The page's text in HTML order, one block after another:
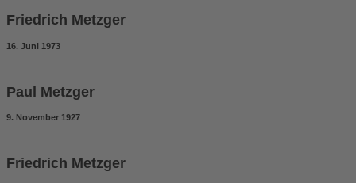
Friedrich Metzger
16. Juni 1973
Paul Metzger
9. November 1927
Friedrich Metzger